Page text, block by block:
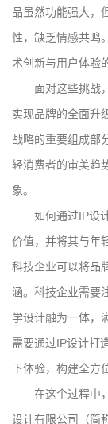
品虽然功能强大，
性，缺乏情感共鸣
术创新与用户体验
面对这些挑战
实现品牌的全面升
战略的重要组成部
轻消费者的审美趋
象。
如何通过IP设
价值，并将其与年
科技企业可以将品
涵。科技企业需要
学设计融为一体，
需要通过IP设计打
下体验，构建全方
在这个过程中
设计有限公司（简